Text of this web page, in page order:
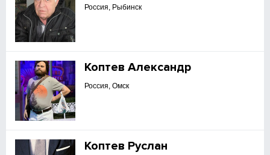
Россия, Рыбинск
Коптев Александр
Россия, Омск
Коптев Руслан